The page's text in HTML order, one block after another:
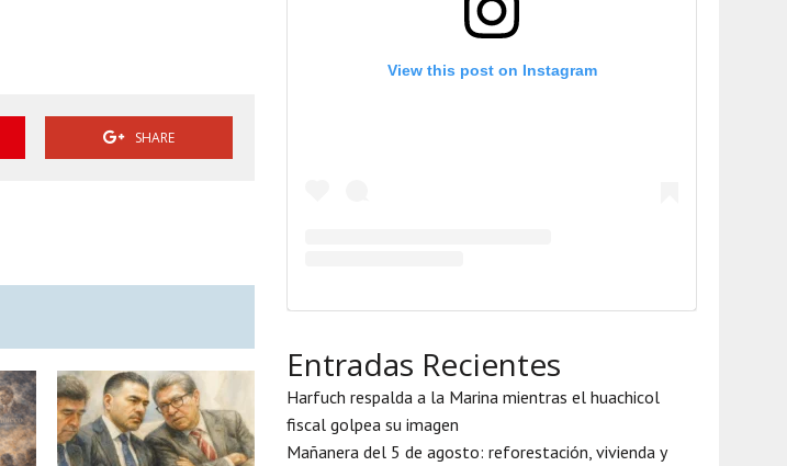
SHARE
View this post on Instagram
Entradas Recientes
Harfuch respalda a la Marina mientras el huachicol
fiscal golpea su imagen
Mañanera del 5 de agosto: reforestación, vivienda y